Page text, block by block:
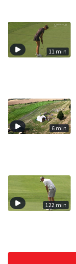
11 min
6 min
122 min